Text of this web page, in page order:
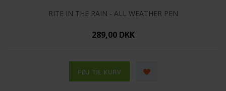
RITE IN THE RAIN - ALL WEATHER PEN
289,00 DKK